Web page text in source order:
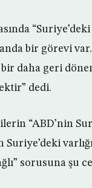
bir görevi var.
daha geri
dedi.
“ABD’nin
Suriye’deki
sorusuna şu